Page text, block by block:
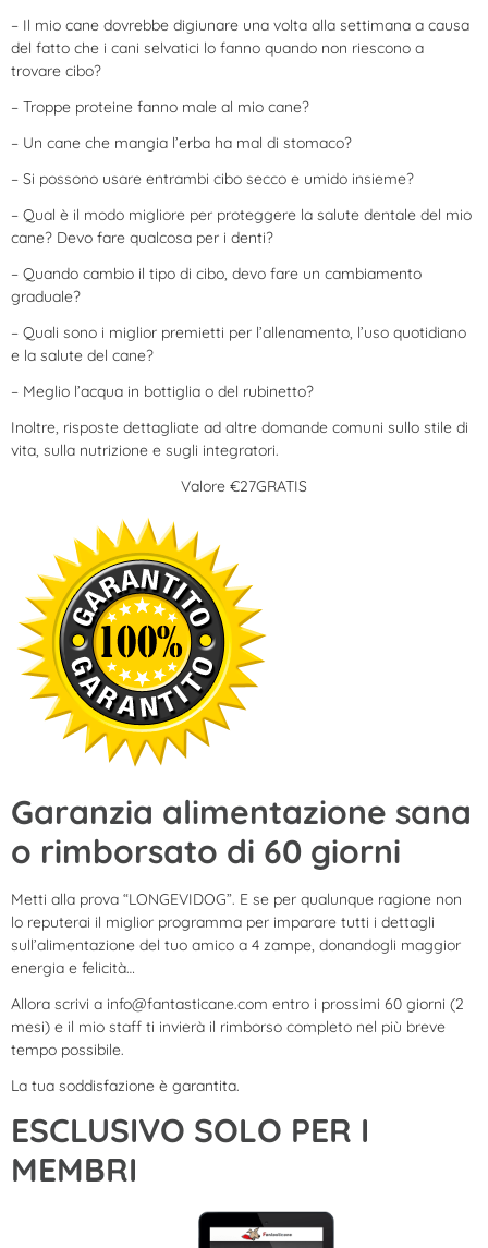
– Il mio cane dovrebbe digiunare una volta alla settimana a causa
del fatto che i cani selvatici lo fanno quando non riescono a
trovare cibo?
– Troppe proteine fanno male al mio cane?
– Un cane che mangia l’erba ha mal di stomaco?
– Si possono usare entrambi cibo secco e umido insieme?
– Qual è il modo migliore per proteggere la salute dentale del mio
cane? Devo fare qualcosa per i denti?
– Quando cambio il tipo di cibo, devo fare un cambiamento
graduale?
– Quali sono i miglior premietti per l’allenamento, l’uso quotidiano
e la salute del cane?
– Meglio l’acqua in bottiglia o del rubinetto?
Inoltre, risposte dettagliate ad altre domande comuni sullo stile di
vita, sulla nutrizione e sugli integratori.
Valore €27GRATIS
Garanzia alimentazione sana
o rimborsato di 60 giorni
Metti alla prova “LONGEVIDOG”. E se per qualunque ragione non
lo reputerai il miglior programma per imparare tutti i dettagli
sull’alimentazione del tuo amico a 4 zampe, donandogli maggior
energia e felicità…
Allora scrivi a info@fantasticane.com entro i prossimi 60 giorni (2
mesi) e il mio staff ti invierà il rimborso completo nel più breve
tempo possibile.
La tua soddisfazione è garantita.
ESCLUSIVO SOLO PER I
MEMBRI